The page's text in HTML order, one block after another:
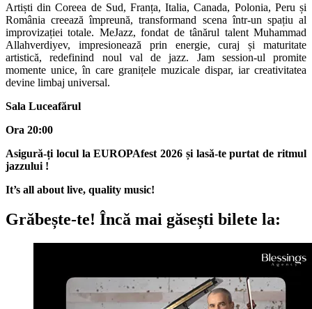
Artiști din Coreea de Sud, Franța, Italia, Canada, Polonia, Peru și
România creează împreună, transformand scena într-un spațiu al
improvizației totale. MeJazz, fondat de tânărul talent Muhammad
Allahverdiyev, impresionează prin energie, curaj și maturitate
artistică, redefinind noul val de jazz. Jam session-ul promite
momente unice, în care granițele muzicale dispar, iar creativitatea
devine limbaj universal.
Sala Luceafărul
Ora 20:00
Asigură-ți locul la EUROPAfest 2026 și lasă-te purtat de ritmul
jazzului !
It’s all about live, quality music!
Grăbește-te! Încă mai găsești bilete la: